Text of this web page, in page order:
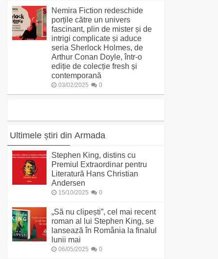
Nemira Fiction redeschide
porțile către un univers
fascinant, plin de mister și de
intrigi complicate și aduce
seria Sherlock Holmes, de
Arthur Conan Doyle, într-o
ediție de colecție fresh și
contemporană
03/02/2025 0
Ultimele știri din Armada
Stephen King, distins cu
Premiul Extraordinar pentru
Literatură Hans Christian
Andersen
15/10/2025 0
„Să nu clipești”, cel mai recent
roman al lui Stephen King, se
lansează în România la finalul
lunii mai
06/05/2025 0